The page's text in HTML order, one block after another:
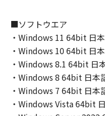
ンの子会社、キヤノ
売代理店または販売
ウェア」の使用また
なる損害（逸失利益
は付随的な損害を含
全ての損害を言いま
認められる限り、一
します。たとえ、キ
■ソフトウエア
・Windows 11 64bit 日
・Windows 10 64bit 日
・Windows 8.1 64bit 日
・Windows 8 64bit 日本
・Windows 7 64bit 日本
・Windows Vista 64bit